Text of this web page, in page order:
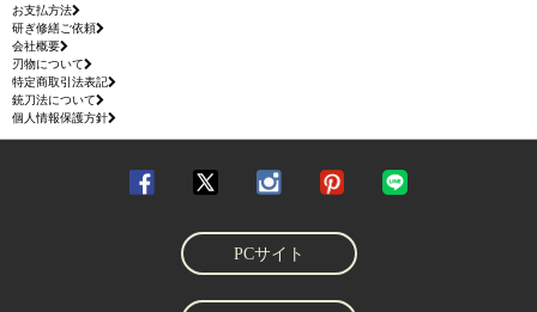
お支払方法
研ぎ修繕ご依頼
会社概要
刃物について
特定商取引法表記
銃刀法について
個人情報保護方針
PCサイト